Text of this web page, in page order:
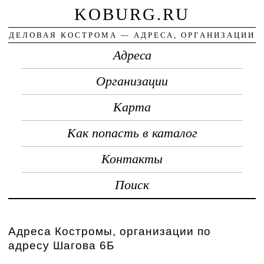
KOBURG.RU
ДЕЛОВАЯ КОСТРОМА — АДРЕСА, ОРГАНИЗАЦИИ
Адреса
Организации
Карта
Как попасть в каталог
Контакты
Поиск
Адреса Костромы, организации по
адресу Шагова 6Б